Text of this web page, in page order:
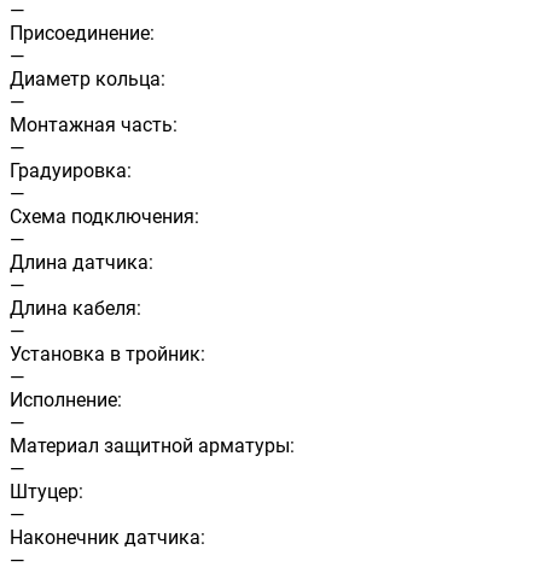
—
Присоединение:
—
Диаметр кольца:
—
Монтажная часть:
—
Градуировка:
—
Схема подключения:
—
Длина датчика:
—
Длина кабеля:
—
Установка в тройник:
—
Исполнение:
—
Материал защитной арматуры:
—
Штуцер:
—
Наконечник датчика:
—